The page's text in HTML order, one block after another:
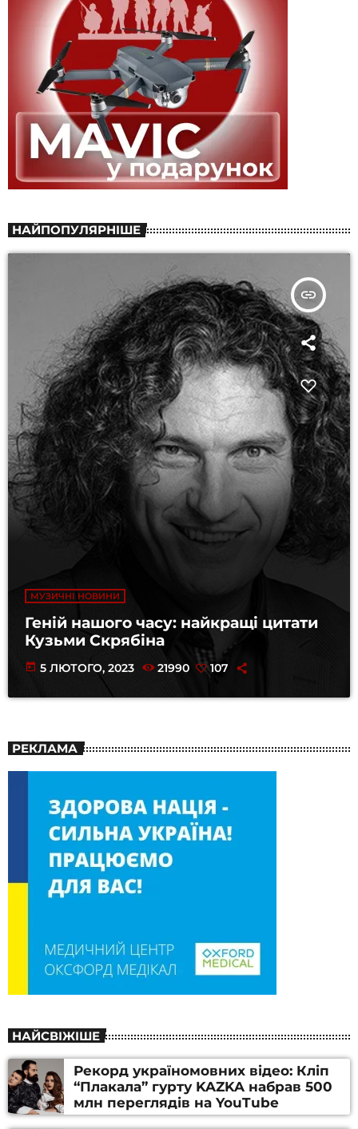
НАЙПОПУЛЯРНІШЕ
insert_link
МУЗИЧНІ НОВИНИ
Геній нашого часу: найкращі цитати
Кузьми Скрябіна
today 5 ЛЮТОГО, 2023 21990 107
РЕКЛАМА
НАЙСВІЖІШЕ
Рекорд україномовних відео: Кліп
“Плакала” гурту KAZKA набрав 500
млн переглядів на YouTube